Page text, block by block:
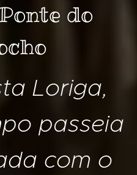
do
Loriga,
passeia
com o